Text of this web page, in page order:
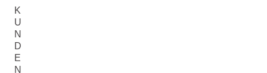
K
U
N
D
E
N